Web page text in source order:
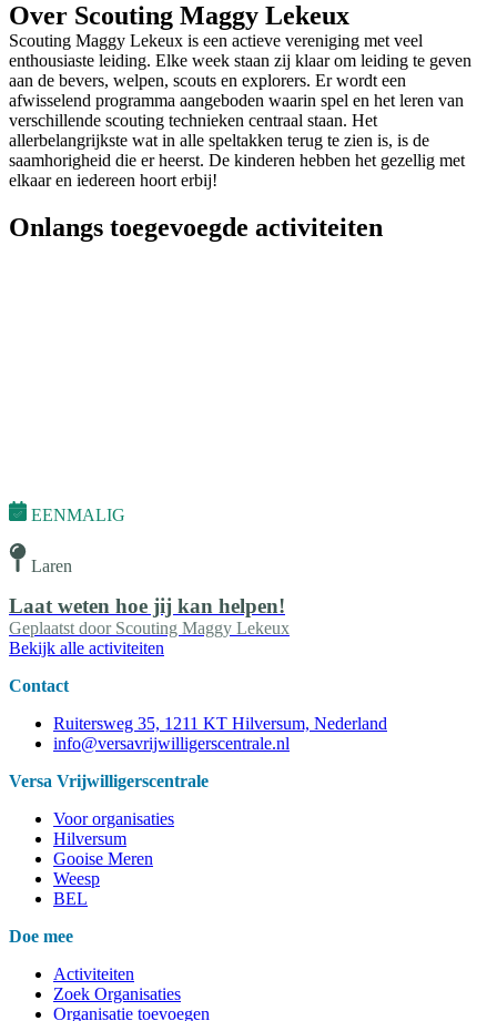
Over Scouting Maggy Lekeux
Scouting Maggy Lekeux is een actieve vereniging met veel
enthousiaste leiding. Elke week staan zij klaar om leiding te geven
aan de bevers, welpen, scouts en explorers. Er wordt een
afwisselend programma aangeboden waarin spel en het leren van
verschillende scouting technieken centraal staan. Het
allerbelangrijkste wat in alle speltakken terug te zien is, is de
saamhorigheid die er heerst. De kinderen hebben het gezellig met
elkaar en iedereen hoort erbij!
Onlangs toegevoegde activiteiten
EENMALIG
Laren
Laat weten hoe jij kan helpen!
Geplaatst door Scouting Maggy Lekeux
Bekijk alle activiteiten
Contact
Ruitersweg 35, 1211 KT Hilversum, Nederland
info@versavrijwilligerscentrale.nl
Versa Vrijwilligerscentrale
Voor organisaties
Hilversum
Gooise Meren
Weesp
BEL
Doe mee
Activiteiten
Zoek Organisaties
Organisatie toevoegen